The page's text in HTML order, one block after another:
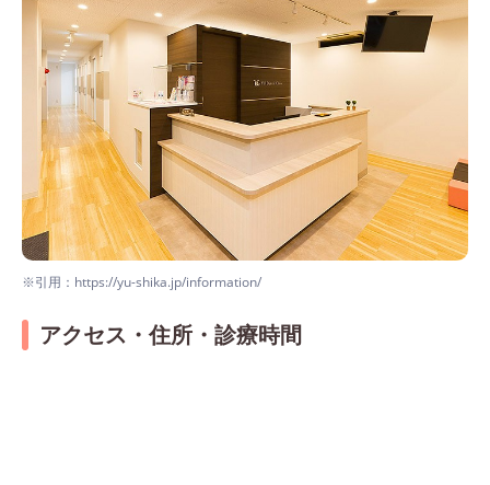
※引用：https://yu-shika.jp/information/
アクセス・住所・診療時間